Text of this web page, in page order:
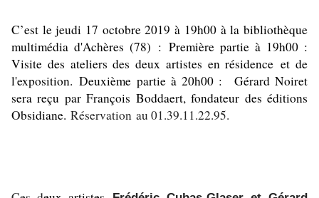
C’est le jeudi 17 octobre 2019 à 19h00 à la bibliothèque
multimédia d'Achères (78) : Première partie à 19h00 :
Visite des ateliers des deux artistes en résidence et de
l'exposition.Deuxième partie à 20h00 : Gérard Noiret
sera reçu par François Boddaert, fondateur des éditions
Obsidiane. Réservation au 01.39.11.22.95.